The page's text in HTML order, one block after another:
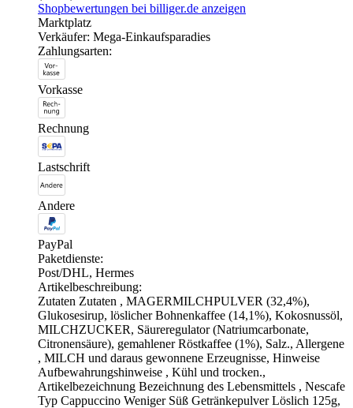
Shopbewertungen bei billiger.de anzeigen
Marktplatz
Verkäufer: Mega-Einkaufsparadies
Zahlungsarten:
Vorkasse
Rechnung
Lastschrift
Andere
PayPal
Paketdienste:
Post/DHL, Hermes
Artikelbeschreibung:
Zutaten Zutaten , MAGERMILCHPULVER (32,4%),
Glukosesirup, löslicher Bohnenkaffee (14,1%), Kokosnussöl,
MILCHZUCKER, Säureregulator (Natriumcarbonate,
Citronensäure), gemahlener Röstkaffee (1%), Salz., Allergene
, MILCH und daraus gewonnene Erzeugnisse, Hinweise
Aufbewahrungshinweise , Kühl und trocken.,
Artikelbezeichnung Bezeichnung des Lebensmittels , Nescafe
Typ Cappuccino Weniger Süß Getränkepulver Löslich 125g,